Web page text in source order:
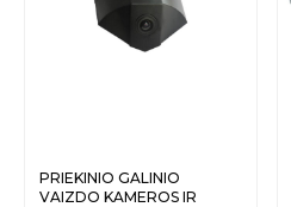
PRIEKINIO GALINIO
VAIZDO KAMEROS IR